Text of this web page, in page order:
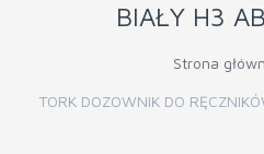
BIAŁY H3
Strona
TORK DOZOWNIK DO